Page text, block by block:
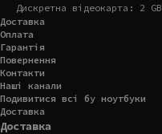
Дискретна відеокарта: 2 GB
Доставка
Оплата
Гарантія
Повернення
Контакти
Наші канали
Подивитися всі бу ноутбуки
Доставка
Доставка